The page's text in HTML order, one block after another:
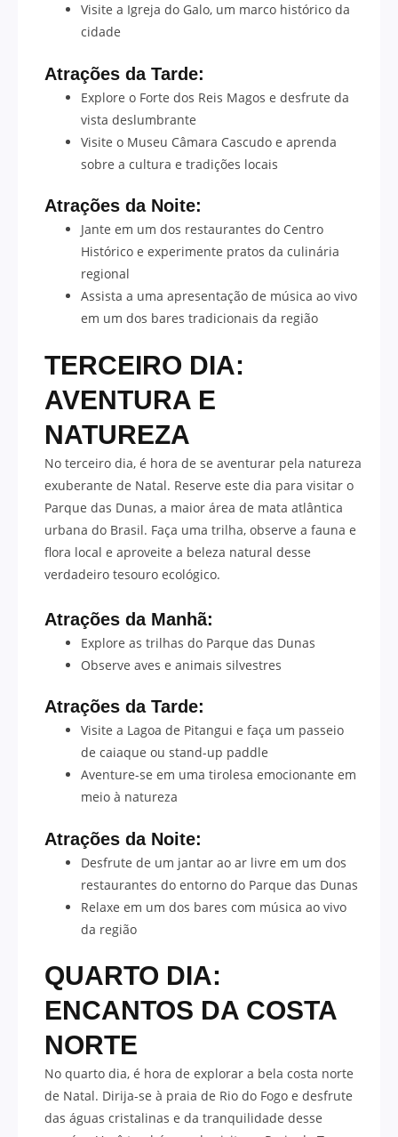
Visite a Igreja do Galo, um marco histórico da
cidade
Atrações da Tarde:
Explore o Forte dos Reis Magos e desfrute da
vista deslumbrante
Visite o Museu Câmara Cascudo e aprenda
sobre a cultura e tradições locais
Atrações da Noite:
Jante em um dos restaurantes do Centro
Histórico e experimente pratos da culinária
regional
Assista a uma apresentação de música ao vivo
em um dos bares tradicionais da região
TERCEIRO DIA:
AVENTURA E
NATUREZA
No terceiro dia, é hora de se aventurar pela natureza
exuberante de Natal. Reserve este dia para visitar o
Parque das Dunas, a maior área de mata atlântica
urbana do Brasil. Faça uma trilha, observe a fauna e
flora local e aproveite a beleza natural desse
verdadeiro tesouro ecológico.
Atrações da Manhã:
Explore as trilhas do Parque das Dunas
Observe aves e animais silvestres
Atrações da Tarde:
Visite a Lagoa de Pitangui e faça um passeio
de caiaque ou stand-up paddle
Aventure-se em uma tirolesa emocionante em
meio à natureza
Atrações da Noite:
Desfrute de um jantar ao ar livre em um dos
restaurantes do entorno do Parque das Dunas
Relaxe em um dos bares com música ao vivo
da região
QUARTO DIA:
ENCANTOS DA COSTA
NORTE
No quarto dia, é hora de explorar a bela costa norte
de Natal. Dirija-se à praia de Rio do Fogo e desfrute
das águas cristalinas e da tranquilidade desse